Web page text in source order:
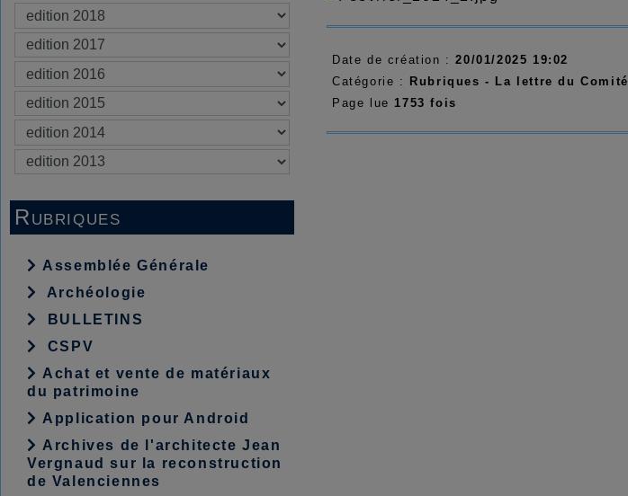
Rubriques
Assemblée Générale
Archéologie
BULLETINS
CSPV
Achat et vente de matériaux
du patrimoine
Application pour Android
Archives de l'architecte Jean
Vergnaud sur la reconstruction
de Valenciennes
Date de création :20/01/2025 19:02
Catégorie : Rubriques - La lettre du Comité
Page lue 1753 fois